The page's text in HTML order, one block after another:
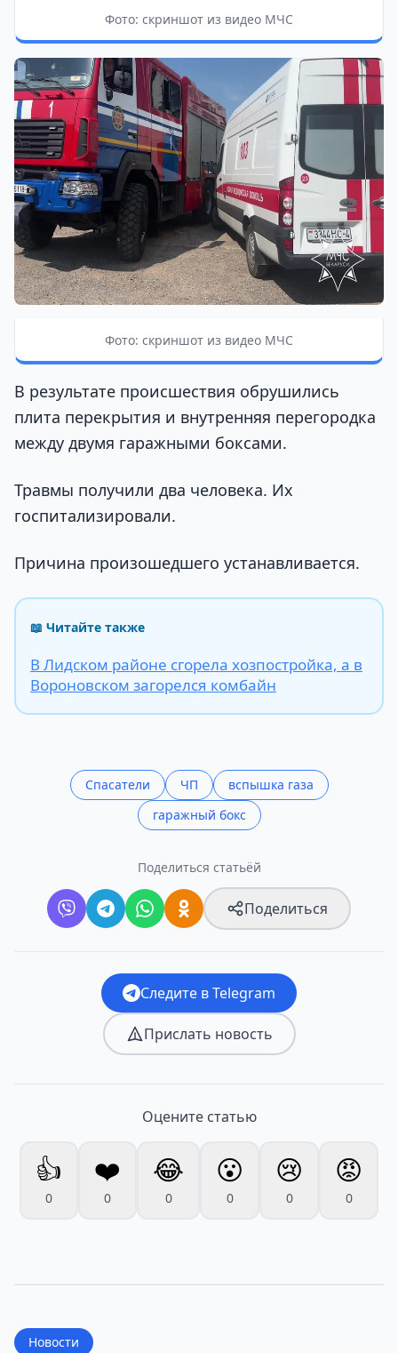
Фото: скриншот из видео МЧС
Фото: скриншот из видео МЧС
В результате происшествия обрушились
плита перекрытия и внутренняя перегородка
между двумя гаражными боксами.
Травмы получили два человека. Их
госпитализировали.
Причина произошедшего устанавливается.
📖 Читайте также
В Лидском районе сгорела хозпостройка, а в
Вороновском загорелся комбайн
Спасатели ЧП
вспышка газа
гаражный бокс
Поделиться статьёй
Поделиться
Следите в Telegram
Прислать новость
Оцените статью
👍
0
❤️
0
😂
0
😮
0
😢
0
😡
0
Новости